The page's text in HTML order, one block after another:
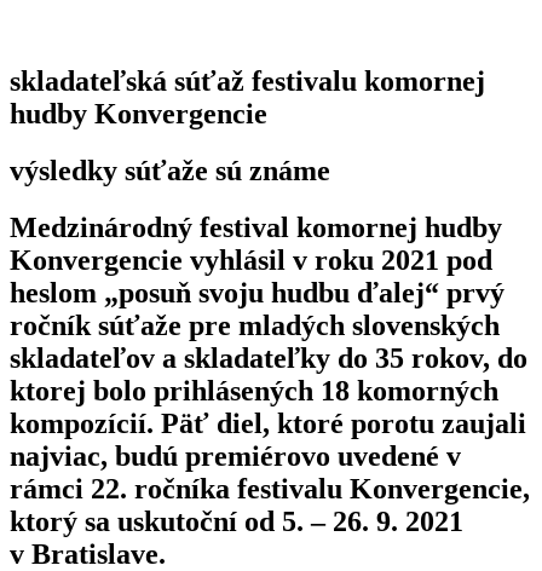
skladateľská súťaž festivalu komornej
hudby Konvergencie
výsledky súťaže sú známe
Medzinárodný festival komornej hudby
Konvergencie vyhlásil v roku 2021 pod
heslom „posuň svoju hudbu ďalej“ prvý
ročník súťaže pre mladých slovenských
skladateľov a skladateľky do 35 rokov, do
ktorej bolo prihlásených 18 komorných
kompozícií. Päť diel, ktoré porotu zaujali
najviac, budú premiérovo uvedené v
rámci 22. ročníka festivalu Konvergencie,
ktorý sa uskutoční od 5. – 26. 9. 2021
v Bratislave.